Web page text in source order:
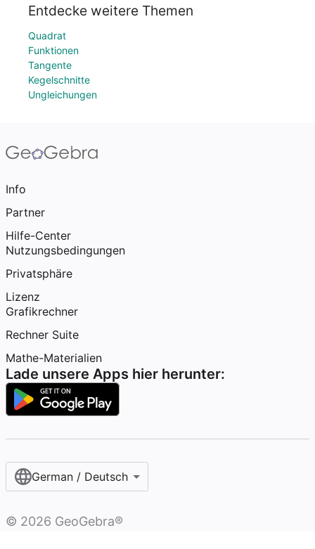
Entdecke weitere Themen
Quadrat
Funktionen
Tangente
Kegelschnitte
Ungleichungen
Info
Partner
Hilfe-Center
Nutzungsbedingungen
Privatsphäre
Lizenz
Grafikrechner
Rechner Suite
Mathe-Materialien
Lade unsere Apps hier herunter:
German / Deutsch
© 2026 GeoGebra®